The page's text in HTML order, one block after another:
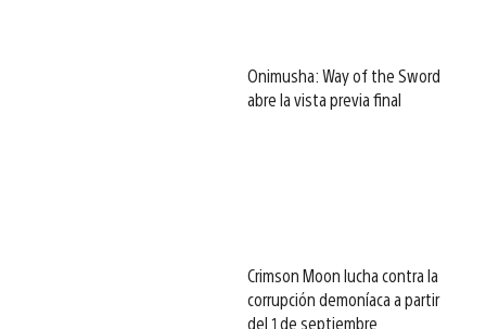
Onimusha: Way of the Sword
abre la vista previa final
Crimson Moon lucha contra la
corrupción demoníaca a partir
del 1 de septiembre